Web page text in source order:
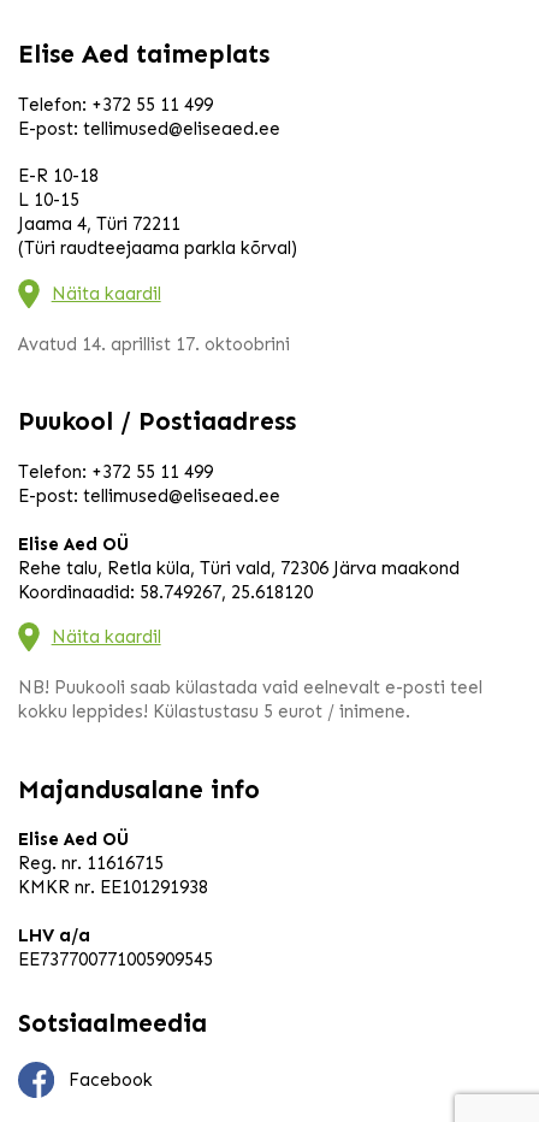
Elise Aed taimeplats
Telefon: +372 55 11 499
E-post: tellimused@eliseaed.ee
E-R 10-18
L 10-15
Jaama 4, Türi 72211
(Türi raudteejaama parkla kõrval)
Näita kaardil
Avatud 14. aprillist 17. oktoobrini
Puukool / Postiaadress
Telefon: +372 55 11 499
E-post: tellimused@eliseaed.ee
Elise Aed OÜ
Rehe talu, Retla küla, Türi vald, 72306 Järva maakond
Koordinaadid: 58.749267, 25.618120
Näita kaardil
NB! Puukooli saab külastada vaid eelnevalt e-posti teel
kokku leppides! Külastustasu 5 eurot / inimene.
Majandusalane info
Elise Aed OÜ
Reg. nr. 11616715
KMKR nr. EE101291938
LHV a/a
EE737700771005909545
Sotsiaalmeedia
Facebook